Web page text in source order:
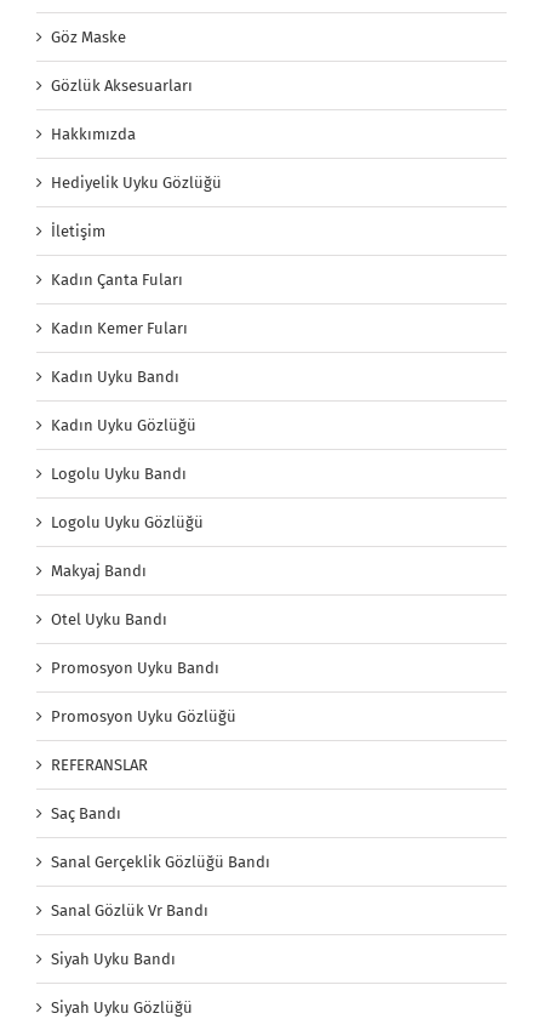
Göz Maske
Gözlük Aksesuarları
Hakkımızda
Hediyelik Uyku Gözlüğü
İletişim
Kadın Çanta Fuları
Kadın Kemer Fuları
Kadın Uyku Bandı
Kadın Uyku Gözlüğü
Logolu Uyku Bandı
Logolu Uyku Gözlüğü
Makyaj Bandı
Otel Uyku Bandı
Promosyon Uyku Bandı
Promosyon Uyku Gözlüğü
REFERANSLAR
Saç Bandı
Sanal Gerçeklik Gözlüğü Bandı
Sanal Gözlük Vr Bandı
Siyah Uyku Bandı
Siyah Uyku Gözlüğü